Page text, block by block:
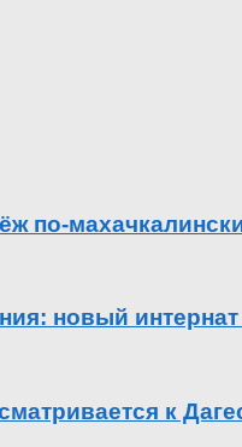
по-
новый
к